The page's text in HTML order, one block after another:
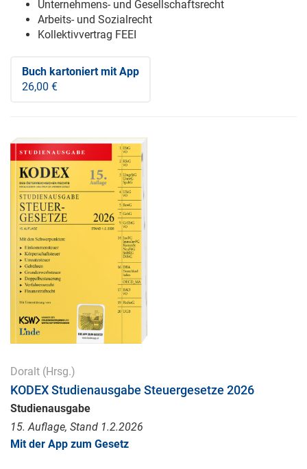
Unternehmens- und Gesellschaftsrecht
Arbeits- und Sozialrecht
Kollektivvertrag FEEI
Buch kartoniertmit App
26,00 €
Doralt (Hrsg.)
KODEX Studienausgabe Steuergesetze 2026
Studienausgabe
15. Auflage, Stand 1.2.2026
Mit der App zum Gesetz